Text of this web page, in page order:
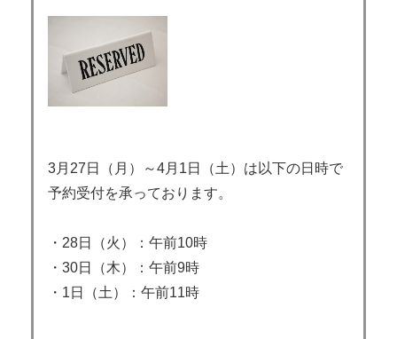
3月27日（月）～4月1日（土）は以下の日時で
予約受付を承っております。
・28日（火）：午前10時
・30日（木）：午前9時
・1日（土）：午前11時